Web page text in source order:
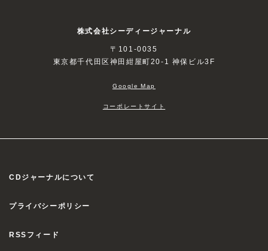
株式会社シーディージャーナル
〒101-0035
東京都千代田区神田紺屋町20-1 神保ビル3F
Google Map
コーポレートサイト
CDジャーナルについて
プライバシーポリシー
RSSフィード